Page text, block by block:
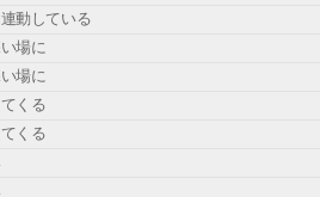
動している
場に
場に
くる
くる